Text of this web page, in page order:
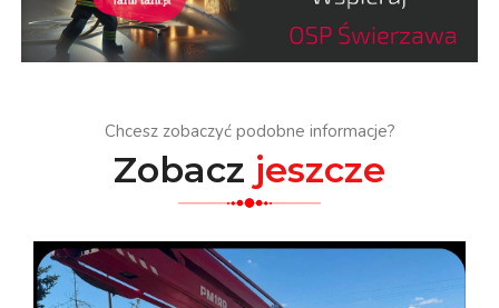
Chcesz zobaczyć podobne informacje?
Zobacz jeszcze